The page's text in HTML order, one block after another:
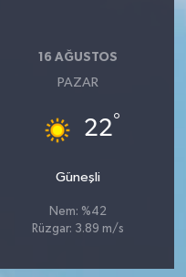
16 AĞUSTOS
PAZAR
22°
Güneşli
Nem: %42
Rüzgar: 3.89 m/s